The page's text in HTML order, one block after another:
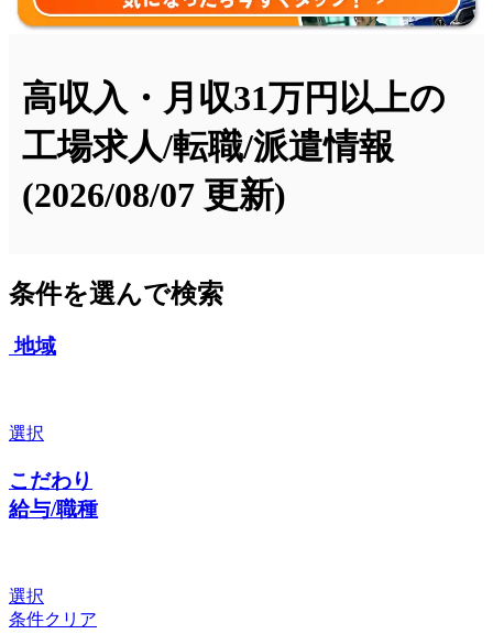
高収入・月収31万円以上の
工場求人/転職/派遣情報
(2026/08/07 更新)
条件を選んで検索
地域
選択
こだわり
給与/職種
選択
条件クリア